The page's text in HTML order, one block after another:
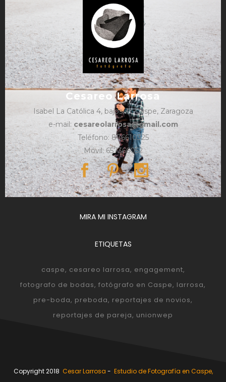
Cesareo Larrosa
Isabel La Católica 4, bajos, 1º, Caspe, Zaragoza
e-mail: cesareolarrosa@gmail.com
Teléfono: 876610325
Móvil: 657366052
MIRA MI INSTAGRAM
ETIQUETAS
caspe cesareo larrosa engagement
fotografo de bodas fotógrafo en Caspe larrosa
pre-boda preboda reportajes de novios
reportajes de pareja unionwep
Copyright 2018 Cesar Larrosa - Estudio de Fotografía en Caspe,